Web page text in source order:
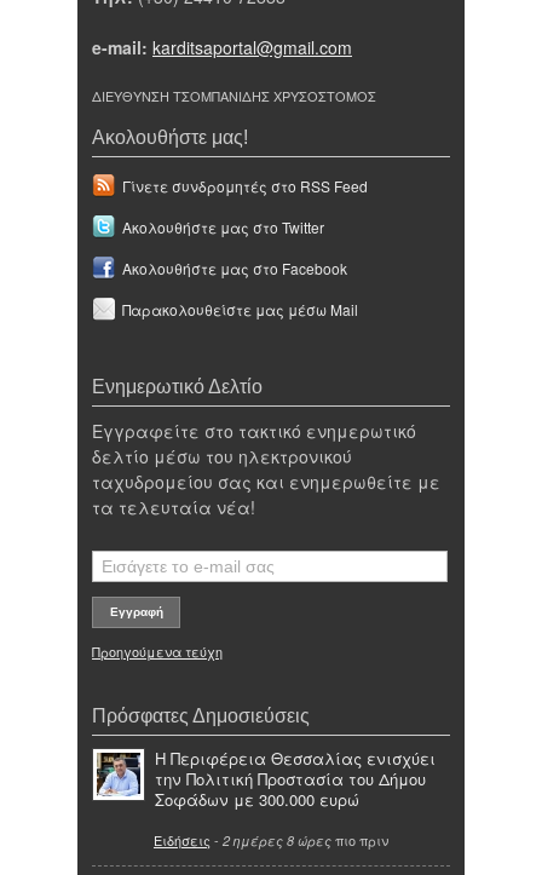
e-mail: karditsaportal@gmail.com
ΔΙΕΥΘΥΝΣΗ ΤΣΟΜΠΑΝΙΔΗΣ ΧΡΥΣΟΣΤΟΜΟΣ
Ακολουθήστε μας!
Γίνετε συνδρομητές στο RSS Feed
Ακολουθήστε μας στο Twitter
Ακολουθήστε μας στο Facebook
Παρακολουθείστε μας μέσω Mail
Ενημερωτικό Δελτίο
Εγγραφείτε στο τακτικό ενημερωτικό
δελτίο μέσω του ηλεκτρονικού
ταχυδρομείου σας και ενημερωθείτε με
τα τελευταία νέα!
Προηγούμενα τεύχη
Πρόσφατες Δημοσιεύσεις
Η Περιφέρεια Θεσσαλίας ενισχύει
την Πολιτική Προστασία του Δήμου
Σοφάδων με 300.000 ευρώ
Ειδήσεις - 2 ημέρες 8 ώρες πιο πριν